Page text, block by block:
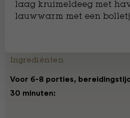
laag kruimeldeeg met
lauwwarm met een
Ingrediënten
Voor 6-8 porties,
30 minuten: